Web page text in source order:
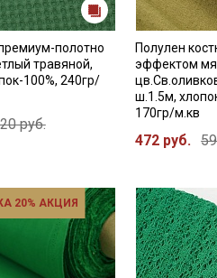
полотно
травяной,
100%, 240гр/
руб.
Полулен
эффектом
ш.1.5м,
170гр/м.кв
472 руб.
20% АКЦИЯ